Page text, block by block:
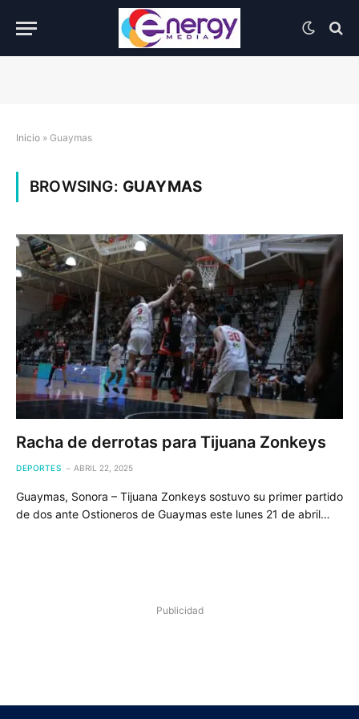
Inicio » Guaymas
BROWSING: GUAYMAS
Racha de derrotas para Tijuana Zonkeys
DEPORTES ABRIL 22, 2025
Guaymas, Sonora – Tijuana Zonkeys sostuvo su primer partido
de dos ante Ostioneros de Guaymas este lunes 21 de abril…
Publicidad